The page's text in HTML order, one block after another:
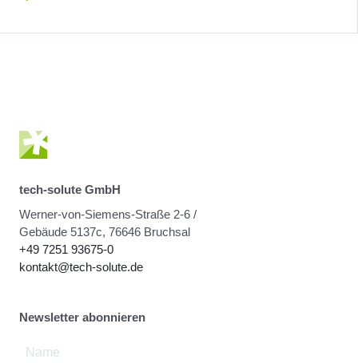
tech-solute GmbH
Werner-von-Siemens-Straße 2-6 /
Gebäude 5137c, 76646 Bruchsal
+49 7251 93675-0
kontakt@tech-solute.de
Newsletter abonnieren